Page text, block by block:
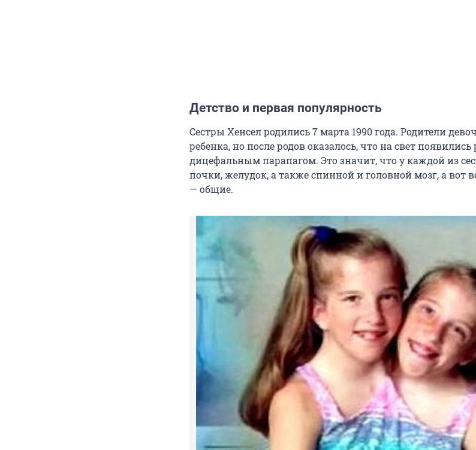
Детство и первая популярность
Сестры Хенсел родились 7 марта 1990 года. Родители
ребенка, но после родов оказалось, что на свет
дицефальным парапагом. Это значит, что у каждой из
почки, желудок, а также спинной и головной мозг, а вот
— общие.